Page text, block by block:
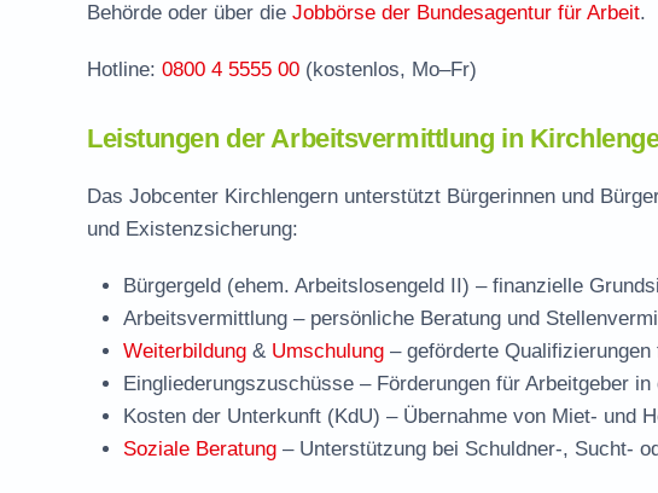
Stellenangebote und Jobbörse in Kirchlengern
Häufige Fragen rund ums Jobcenter
Behörde oder über die Jobbörse der Bundesagentur für Arbeit.
Hotline: 0800 4 5555 00 (kostenlos, Mo–Fr)
Leistungen der Arbeitsvermittlung in
Das Jobcenter Kirchlengern unterstützt Bürgerinnen und
und Existenzsicherung:
Bürgergeld (ehem. Arbeitslosengeld II) – finanzielle
Arbeitsvermittlung – persönliche Beratung und
Weiterbildung & Umschulung – geförderte
Eingliederungszuschüsse – Förderungen für Arbeitgeber in
Kosten der Unterkunft (KdU) – Übernahme von Miet- und
Soziale Beratung – Unterstützung bei Schuldner-, Sucht-